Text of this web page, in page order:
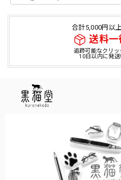
合計5,000円以
送料一
追跡可能なクリ
10日以内に発